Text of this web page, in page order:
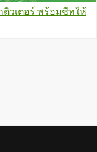
วเตอร์ พร้อมชีทให้